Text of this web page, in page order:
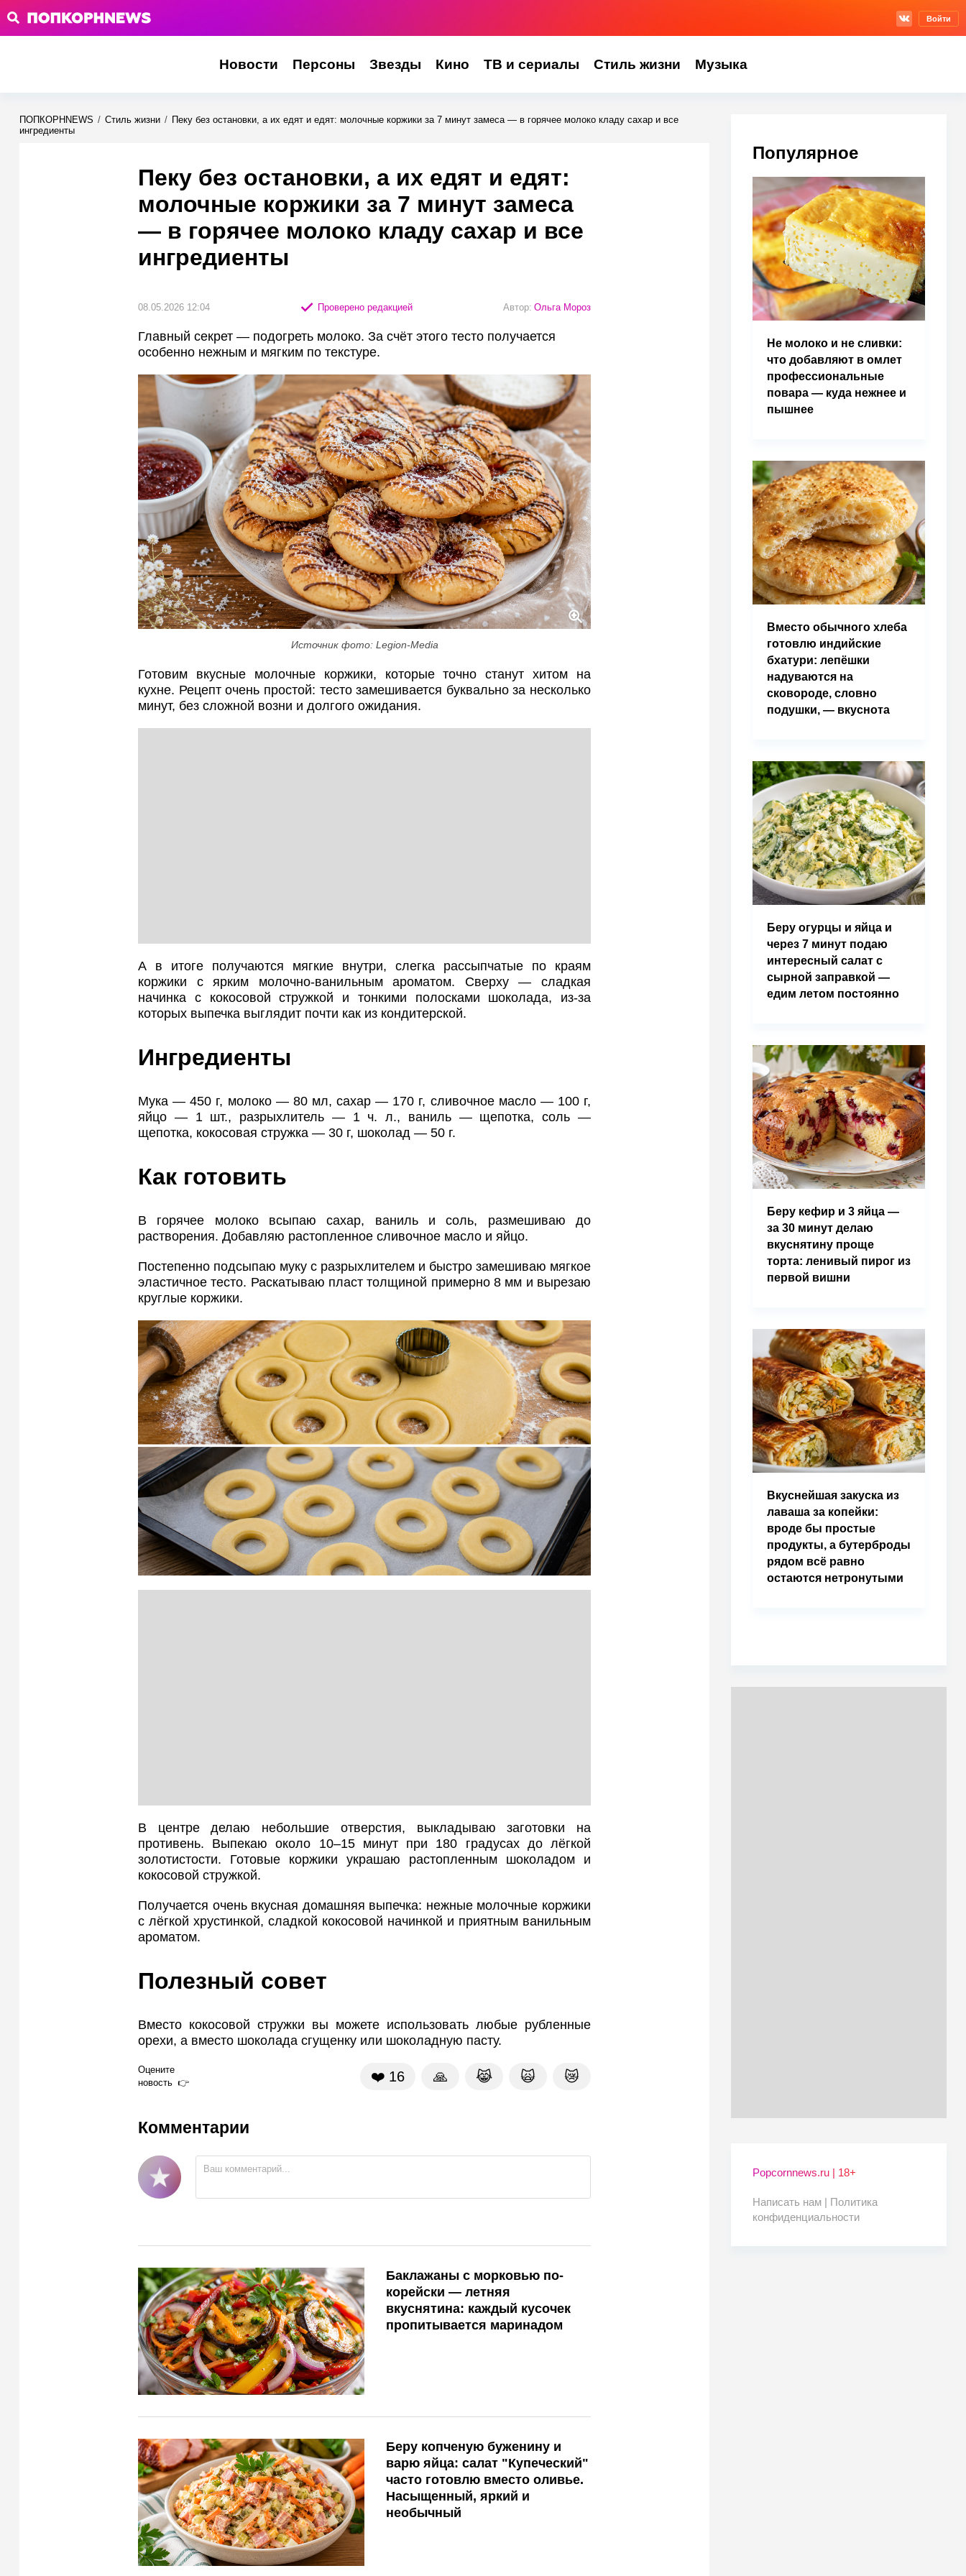
Войти
Новости Персоны Звезды Кино ТВ и сериалы Стиль жизни Музыка
ПОПКОРНNEWS / Стиль жизни / Пеку без остановки, а их едят и едят: молочные коржики за 7 минут замеса — в горячее молоко кладу сахар и все
ингредиенты
Пеку без остановки, а их едят и едят:
молочные коржики за 7 минут замеса
— в горячее молоко кладу сахар и все
ингредиенты
08.05.2026 12:04 Проверено редакцией Автор: Ольга Мороз
Главный секрет — подогреть молоко. За счёт этого тесто получается
особенно нежным и мягким по текстуре.
Источник фото: Legion-Media
Готовим вкусные молочные коржики, которые точно станут хитом на
кухне. Рецепт очень простой: тесто замешивается буквально за несколько
минут, без сложной возни и долгого ожидания.
А в итоге получаются мягкие внутри, слегка рассыпчатые по краям
коржики с ярким молочно-ванильным ароматом. Сверху — сладкая
начинка с кокосовой стружкой и тонкими полосками шоколада, из-за
которых выпечка выглядит почти как из кондитерской.
Ингредиенты
Мука — 450 г, молоко — 80 мл, сахар — 170 г, сливочное масло — 100 г,
яйцо — 1 шт., разрыхлитель — 1 ч. л., ваниль — щепотка, соль —
щепотка, кокосовая стружка — 30 г, шоколад — 50 г.
Как готовить
В горячее молоко всыпаю сахар, ваниль и соль, размешиваю до
растворения. Добавляю растопленное сливочное масло и яйцо.
Постепенно подсыпаю муку с разрыхлителем и быстро замешиваю мягкое
эластичное тесто. Раскатываю пласт толщиной примерно 8 мм и вырезаю
круглые коржики.
В центре делаю небольшие отверстия, выкладываю заготовки на
противень. Выпекаю около 10–15 минут при 180 градусах до лёгкой
золотистости. Готовые коржики украшаю растопленным шоколадом и
кокосовой стружкой.
Получается очень вкусная домашняя выпечка: нежные молочные коржики
с лёгкой хрустинкой, сладкой кокосовой начинкой и приятным ванильным
ароматом.
Полезный совет
Вместо кокосовой стружки вы можете использовать любые рубленные
орехи, а вместо шоколада сгущенку или шоколадную пасту.
Оцените
новость
❤️ 16 🙏 😹 🙀 😿
Комментарии
Баклажаны с морковью по-
корейски — летняя
вкуснятина: каждый кусочек
пропитывается маринадом
Беру копченую буженину и
варю яйца: салат "Купеческий"
часто готовлю вместо оливье.
Насыщенный, яркий и
необычный
Популярное
Не молоко и не сливки:
что добавляют в омлет
профессиональные
повара — куда нежнее и
пышнее
Вместо обычного хлеба
готовлю индийские
бхатури: лепёшки
надуваются на
сковороде, словно
подушки, — вкуснота
Беру огурцы и яйца и
через 7 минут подаю
интересный салат с
сырной заправкой —
едим летом постоянно
Беру кефир и 3 яйца —
за 30 минут делаю
вкуснятину проще
торта: ленивый пирог из
первой вишни
Вкуснейшая закуска из
лаваша за копейки:
вроде бы простые
продукты, а бутерброды
рядом всё равно
остаются нетронутыми
Popcornnews.ru | 18+
Написать нам | Политика
конфиденциальности